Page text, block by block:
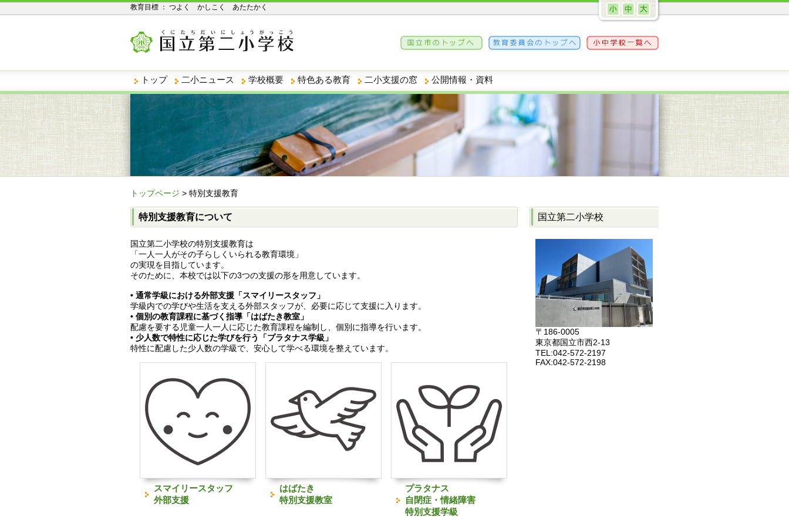
教育目標 ： つよく かしこく あたたかく
トップ 二小ニュース 学校概要 特色ある教育 二小支援の窓 公開情報・資料
トップページ > 特別支援教育
特別支援教育について
国立第二小学校の特別支援教育は
「一人一人がその子らしくいられる教育環境」
の実現を目指しています。
そのために、本校では以下の3つの支援の形を用意しています。
• 通常学級における外部支援「スマイリースタッフ」
学級内での学びや生活を支える外部スタッフが、必要に応じて支援に入ります。
• 個別の教育課程に基づく指導「はばたき教室」
配慮を要する児童一人一人に応じた教育課程を編制し、個別に指導を行います。
• 少人数で特性に応じた学びを行う「プラタナス学級」
特性に配慮した少人数の学級で、安心して学べる環境を整えています。
スマイリースタッフ
外部支援
はばたき
特別支援教室
プラタナス
自閉症・情緒障害
特別支援学級
国立第二小学校
〒186-0005
東京都国立市西2-13
TEL:042-572-2197
FAX:042-572-2198